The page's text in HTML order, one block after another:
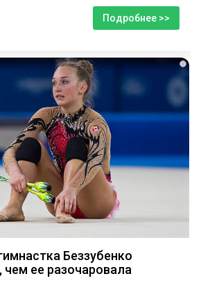
Подробнее >>
i
Беззубенко
чем ее разочаровала